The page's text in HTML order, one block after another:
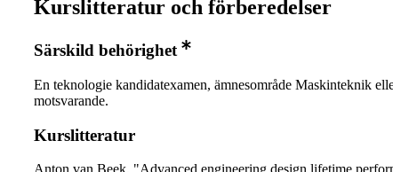
Kurslitteratur och förberedelser
Särskild behörighet
En teknologie kandidatexamen, ämnesområde Maskinteknik
motsvarande.
Kurslitteratur